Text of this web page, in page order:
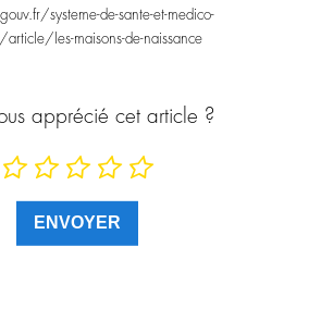
systeme-de-sante-et-medico-
article/les-maisons-de-naissance
apprécié cet article ?